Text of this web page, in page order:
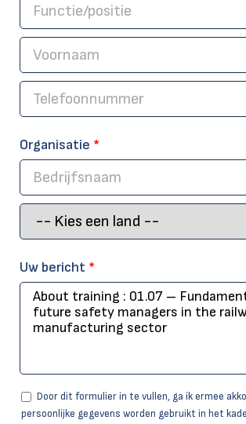
Organisatie *
Uw bericht *
Door dit formulier in te vullen, ga ik ermee
persoonlijke gegevens worden gebruikt in het